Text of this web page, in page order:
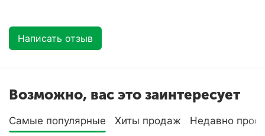
Написать отзыв
Возможно, вас это заинтересует
Самые популярные Хиты продаж Недавно